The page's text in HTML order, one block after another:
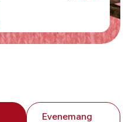
Evenemang